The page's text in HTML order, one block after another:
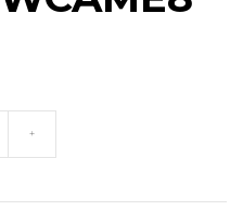
+